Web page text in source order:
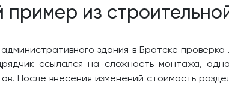
пример из
здания в Братске
ссылался на сложность монтажа,
После внесения изменений стоимость